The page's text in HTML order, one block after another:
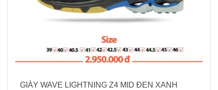
GIÀY WAVE LIGHTNING Z4 MID ĐEN XANH